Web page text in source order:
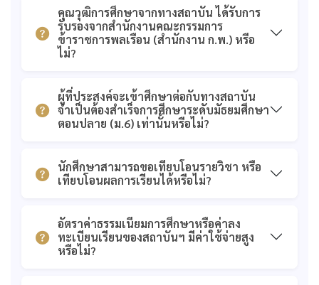
ก.ค.ศ.
คุณวุฒิการศึกษาจากทางสถาบัน ได้รับการ
รับรองจากสำนักงานคณะกรรมการ
ข้าราชการพลเรือน (สำนักงาน ก.พ.) หรือ
ไม่?
ผู้ที่ประสงค์จะเข้าศึกษาต่อกับทางสถาบัน
จำเป็นต้องสำเร็จการศึกษาระดับมัธยมศึกษา
ตอนปลาย (ม.6) เท่านั้นหรือไม่?
นักศึกษาสามารถขอเทียบโอนรายวิชา หรือ
เทียบโอนผลการเรียนได้หรือไม่?
อัตราค่าธรรมเนียมการศึกษาหรือค่าลง
ทะเบียนเรียนของสถาบันฯ มีค่าใช้จ่ายสูง
หรือไม่?